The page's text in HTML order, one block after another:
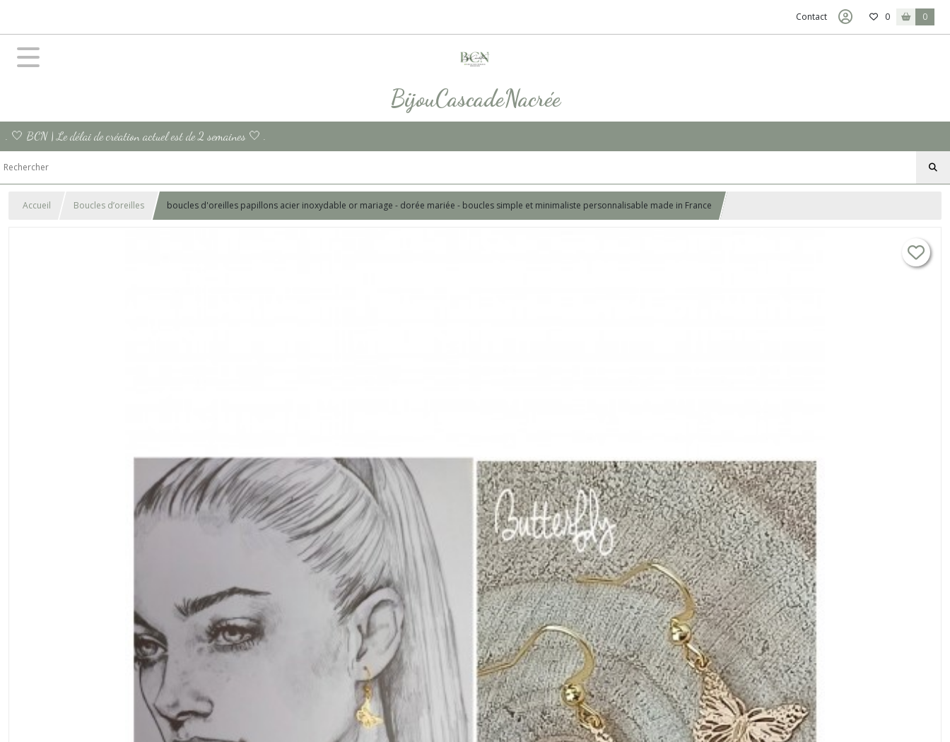
Contact 0 0
BijouCascadeNacrée
. 🤍 BCN | Le délai de création actuel est de 2 semaines 🤍 .
Accueil Boucles d’oreilles boucles d'oreilles papillons acier inoxydable or mariage - dorée mariée - boucles simple et minimaliste personnalisable made in France